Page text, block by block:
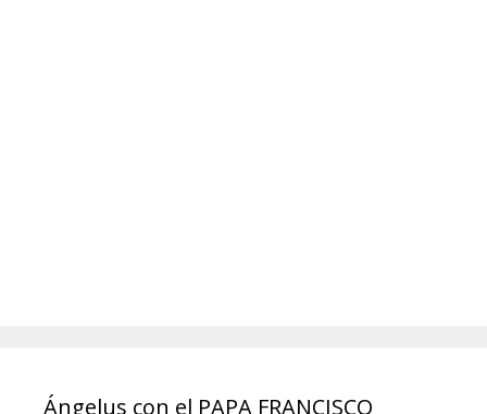
Ángelus con el PAPA FRANCISCO